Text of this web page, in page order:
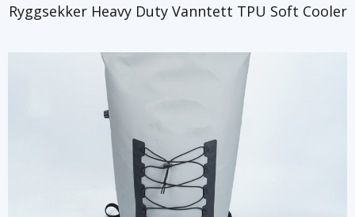
Ryggsekker Heavy Duty Vanntett TPU Soft Cooler